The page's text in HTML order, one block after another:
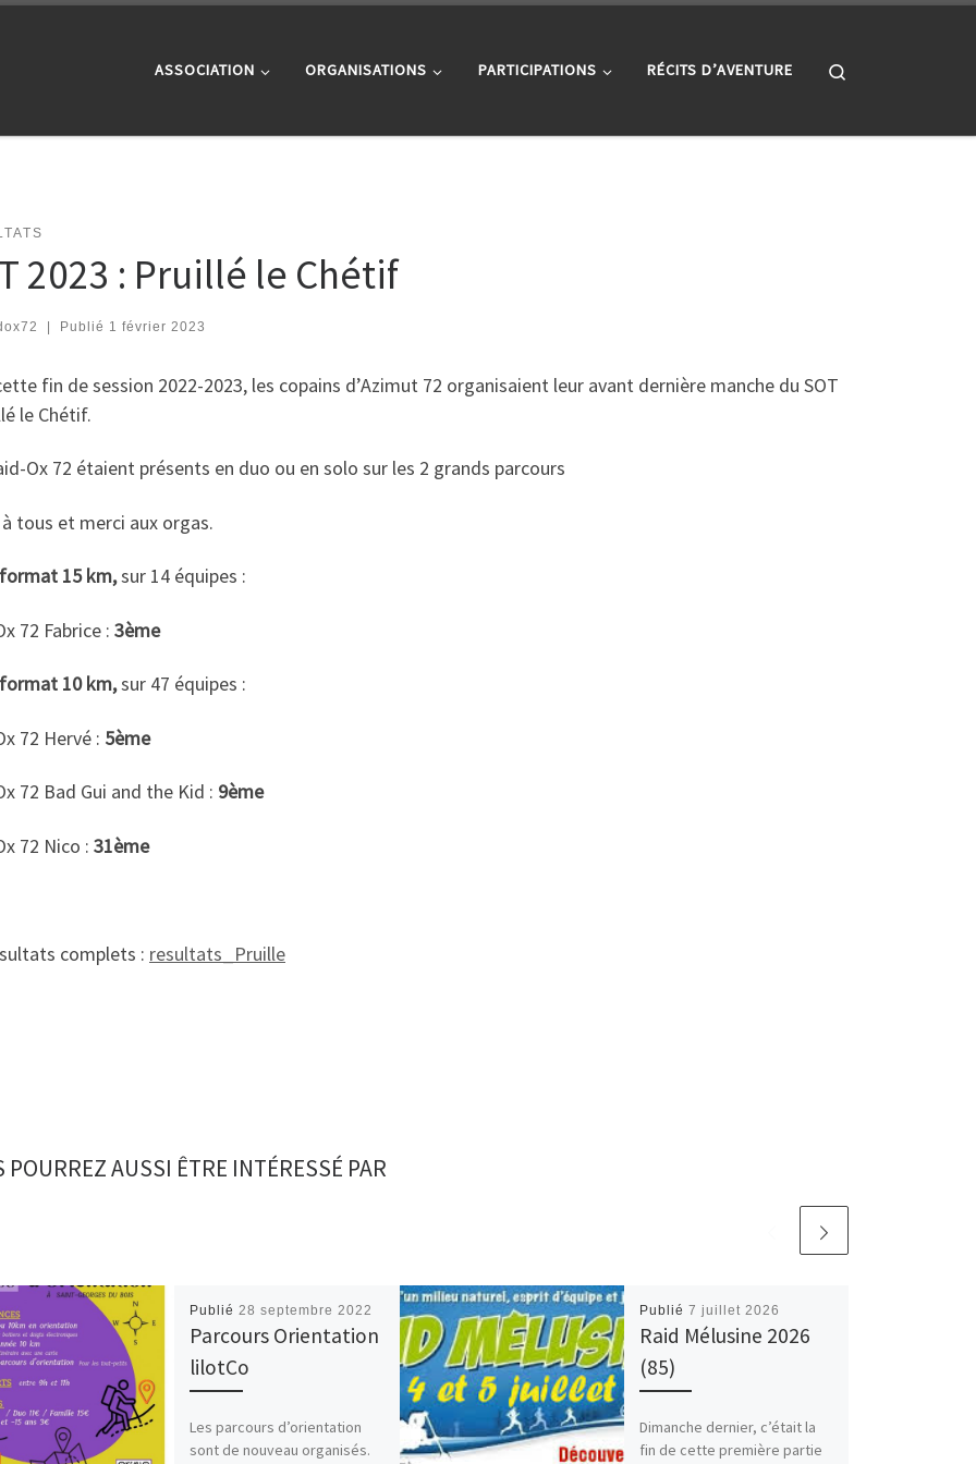
ASSOCIATION ORGANISATIONS PARTICIPATIONS RÉCITS D’AVENTURE
2023 : Pruillé le Chétif
| Publié 1 février 2023
fin de session 2022-2023, les copains d’Azimut 72 organisaient leur avant dernière manche du SOT
le Chétif.
Ox 72 étaient présents en duo ou en solo sur les 2 grands parcours
tous et merci aux orgas.
15 km,sur 14 équipes :
72 Fabrice : 3ème
10 km,sur 47 équipes :
72 Hervé : 5ème
72 Bad Gui and the Kid : 9ème
72 Nico : 31ème
complets : resultats_Pruille
POURREZ AUSSI ÊTRE INTÉRESSÉ PAR
Publié 28 septembre 2022
Parcours Orientation
lilotCo
Les parcours d’orientation
sont de nouveau organisés.
Publié 7 juillet 2026
Raid Mélusine 2026
(85)
Dimanche dernier, c’était la
fin de cette première partie